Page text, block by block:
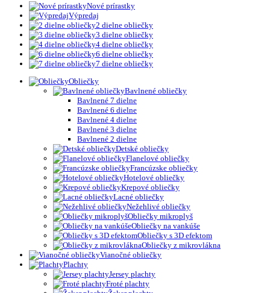
Nové prírastky
Výpredaj
2 dielne obliečky
3 dielne obliečky
4 dielne obliečky
6 dielne obliečky
7 dielne obliečky
Obliečky
Bavlnené obliečky
Bavlnené 7 dielne
Bavlnené 6 dielne
Bavlnené 4 dielne
Bavlnené 3 dielne
Bavlnené 2 dielne
Detské obliečky
Flanelové obliečky
Francúzske obliečky
Hotelové obliečky
Krepové obliečky
Lacné obliečky
Nežehlivé obliečky
Obliečky mikroplyš
Obliečky na vankúše
Obliečky s 3D efektom
Obliečky z mikrovlákna
Vianočné obliečky
Plachty
Jersey plachty
Froté plachty